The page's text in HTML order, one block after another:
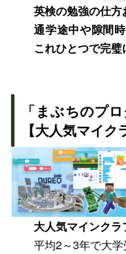
英検の勉強の仕方
通学途中や隙間
これひとつで完璧
「まぶちのプ
【大人気マイ
大人気マインクラ
平均2～3年で大学